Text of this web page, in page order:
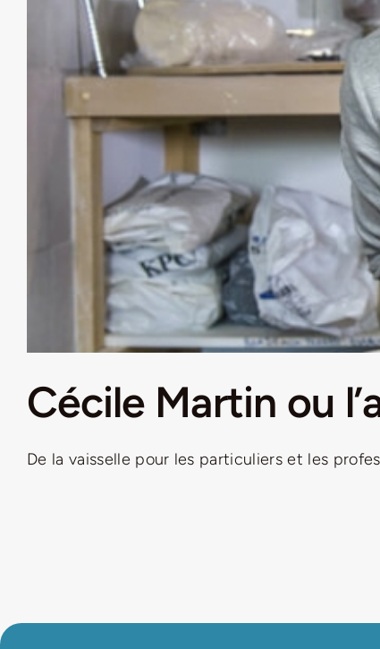
Cécile Martin ou
De la vaisselle pour les particuliers et les